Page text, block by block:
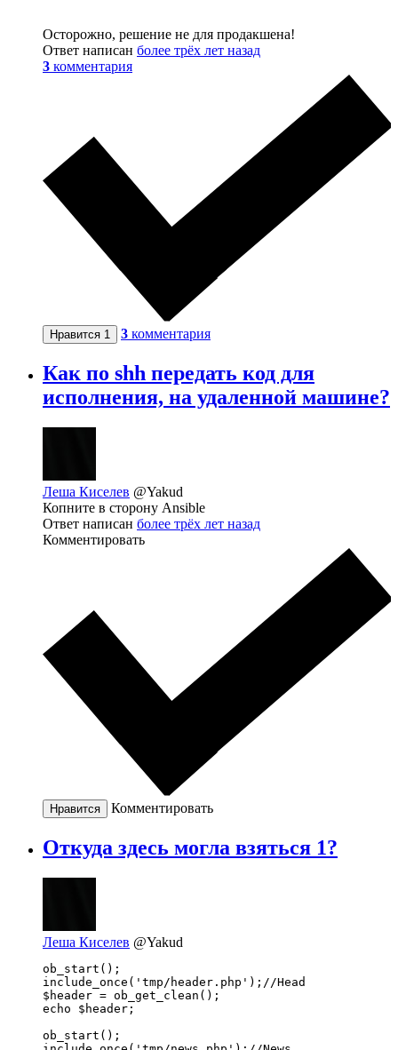
Осторожно, решение не для продакшена!
Ответ написан более трёх лет назад
3 комментария
Нравится 1 3 комментария
Как по shh передать код для
исполнения, на удаленной машине?
Леша Киселев @Yakud
Копните в сторону Ansible
Ответ написан более трёх лет назад
Комментировать
Нравится Комментировать
Откуда здесь могла взяться 1?
Леша Киселев @Yakud
ob_start();
include_once('tmp/header.php');//Head
$header = ob_get_clean();
echo $header;
ob_start();